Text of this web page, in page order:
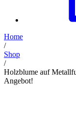
Home
/
Shop
/
Holzblume auf
Angebot!